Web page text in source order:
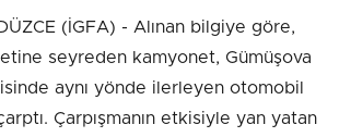
(İGFA) - Alınan bilgiye göre,
seyreden kamyonet, Gümüşova
aynı yönde ilerleyen otomobil
Çarpışmanın etkisiyle yan yatan